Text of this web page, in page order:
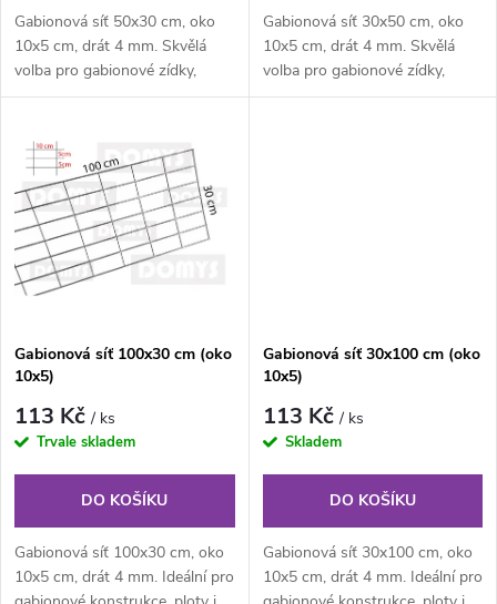
u
t
ů
d
u
k
t
ů
Gabionová síť 50x30 cm, oko
10x5 cm, drát 4 mm. Skvělá
volba pro gabionové zídky,
opěrné stěny a plotové výplně.
Gabionová síť 30x50 cm, oko
10x5 cm, drát 4 mm. Skvělá
volba pro gabionové zídky,
opěrné stěny a plotové výplně.
Gabionová síť 100x30 cm (oko
10x5)
113 Kč/ ks
Trvale skladem
DO KOŠÍKU
Gabionová síť 100x30 cm, oko
10x5 cm, drát 4 mm. Ideální pro
Gabionová síť 30x100 cm (oko
10x5)
113 Kč/ ks
Skladem
DO KOŠÍKU
Gabionová síť 30x100 cm, oko
10x5 cm, drát 4 mm. Ideální pro